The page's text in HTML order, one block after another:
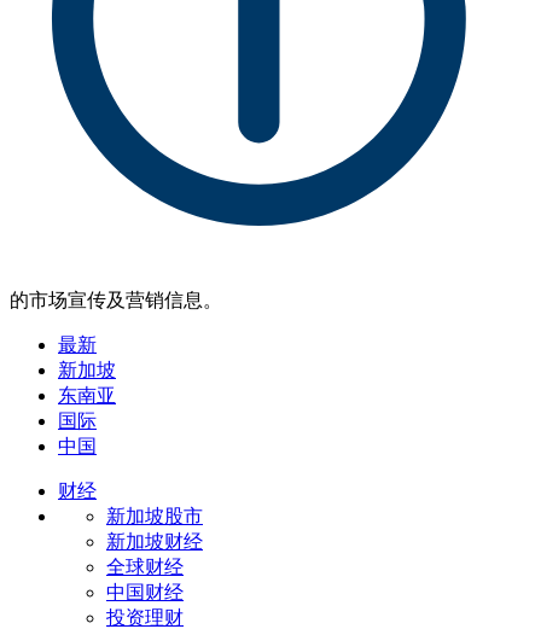
的市场宣传及营销信息。
最新
新加坡
东南亚
国际
中国
财经
新加坡股市
新加坡财经
全球财经
中国财经
投资理财